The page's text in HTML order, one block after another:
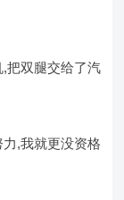
把双腿交给了汽
,我就更没资格